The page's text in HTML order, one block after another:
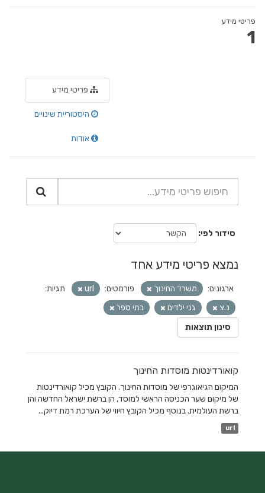
פריטי מידע
1
פריטי מידע
היסטוריית שינויים
אודות
סידור לפי
נמצא פריטי מידע אחד
ארגונים: משרד החינוך פורמטים: url
תגיות:
נ.צ
גני ילדים
בתי ספר
סינון תוצאות
קואורדינטות מוסדות החינוך
המיקום הגיאוגרפי של מוסדות החינוך. הקובץ מכיל קואורדינטות
של מיקום שער הכניסה הראשי למוסד, הן ברשת ישראל החדשה והן
ברשת העולמית. בנוסף מכיל הקובץ חיווי של הערכת רמת דיוק...
url